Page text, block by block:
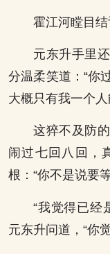
霍江河瞠目
元东升手里
分温柔笑道：“你
大概只有我一个
这猝不及防
闹过七回八回，
根：“你不是说要
“我觉得已经
元东升问道，“你